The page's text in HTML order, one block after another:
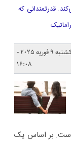
قدرتمندانی که
تاریخ انتشار : یکشنبه 9 فوریه 2025 -
16:08
بر اساس یک